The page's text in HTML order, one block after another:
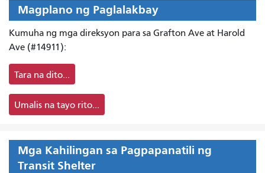
Magplano ng Paglalakbay
Kumuha ng mga direksyon para sa Grafton Ave at Harold
Ave (#14911):
Tara na dito...
Umalis na tayo rito...
Mga Kahilingan sa Pagpapanatili ng
Transit Shelter